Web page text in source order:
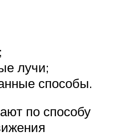
лучи;
способы.
по способу